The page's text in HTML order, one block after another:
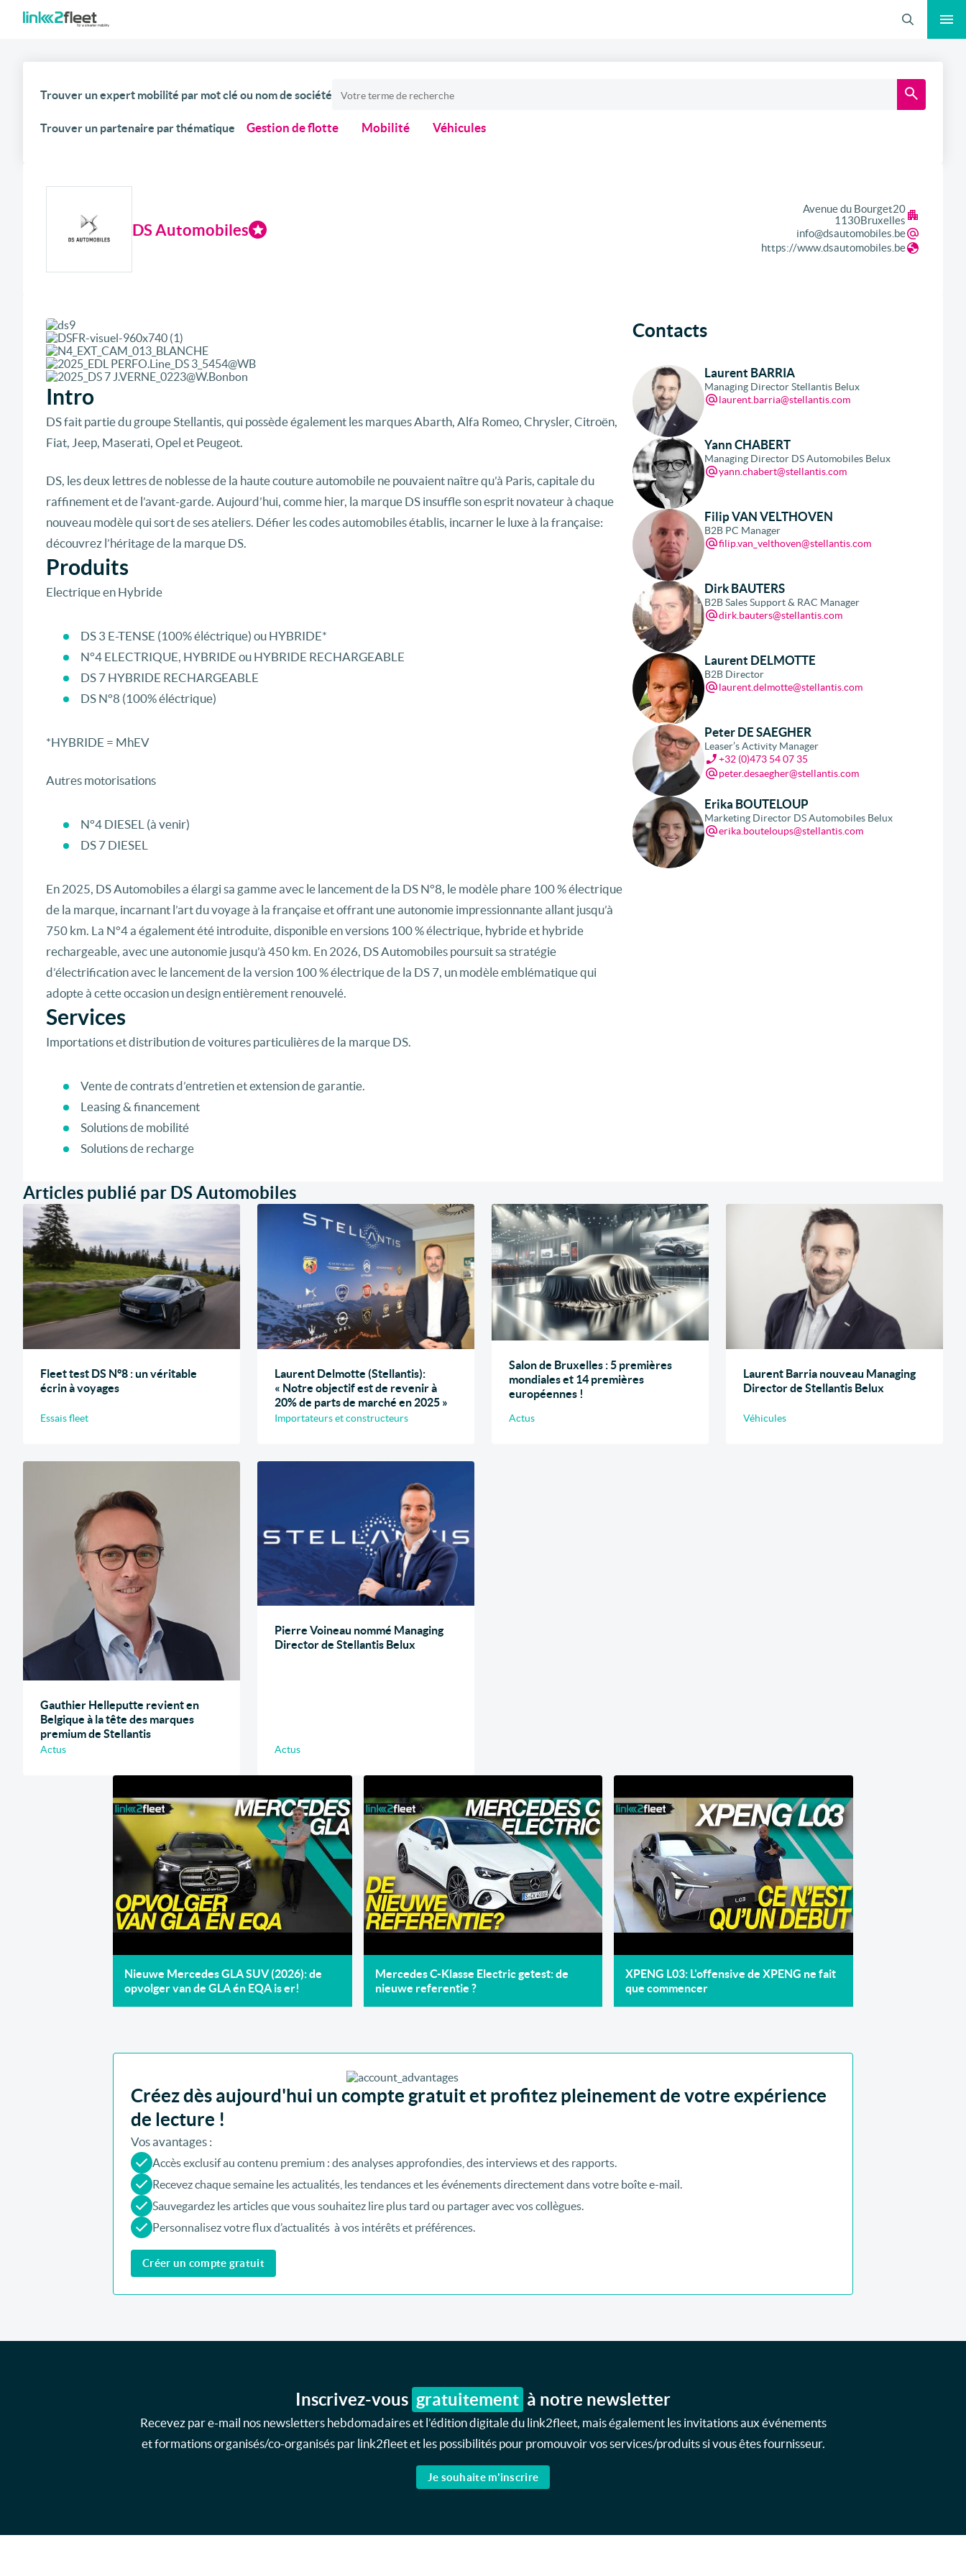
Trouver un expert mobilité par mot clé ou nom de société
Trouver un partenaire par thématique Gestion de flotte Mobilité Véhicules
DS Automobiles
Avenue du Bourget20
1130Bruxelles
info@dsautomobiles.be
https://www.dsautomobiles.be
Intro
DS fait partie du groupe Stellantis, qui possède également les marques Abarth, Alfa Romeo, Chrysler, Citroën,
Fiat, Jeep, Maserati, Opel et Peugeot.
DS, les deux lettres de noblesse de la haute couture automobile ne pouvaient naître qu’à Paris, capitale du
raffinement et de l’avant-garde. Aujourd’hui, comme hier, la marque DS insuffle son esprit novateur à chaque
nouveau modèle qui sort de ses ateliers. Défier les codes automobiles établis, incarner le luxe à la française:
découvrez l’héritage de la marque DS.
Produits
Electrique en Hybride
DS 3 E-TENSE (100% éléctrique) ou HYBRIDE*
N°4 ELECTRIQUE, HYBRIDE ou HYBRIDE RECHARGEABLE
DS 7 HYBRIDE RECHARGEABLE
DS N°8 (100% éléctrique)
*HYBRIDE = MhEV
Autres motorisations
N°4 DIESEL (à venir)
DS 7 DIESEL
En 2025, DS Automobiles a élargi sa gamme avec le lancement de la DS N°8, le modèle phare 100 % électrique
de la marque, incarnant l’art du voyage à la française et offrant une autonomie impressionnante allant jusqu’à
750 km. La N°4 a également été introduite, disponible en versions 100 % électrique, hybride et hybride
rechargeable, avec une autonomie jusqu’à 450 km. En 2026, DS Automobiles poursuit sa stratégie
d’électrification avec le lancement de la version 100 % électrique de la DS 7, un modèle emblématique qui
adopte à cette occasion un design entièrement renouvelé.
Services
Importations et distribution de voitures particulières de la marque DS.
Vente de contrats d’entretien et extension de garantie.
Leasing & financement
Solutions de mobilité
Solutions de recharge
Contacts
Laurent BARRIA
Managing Director Stellantis Belux
laurent.barria@stellantis.com
Yann CHABERT
Managing Director DS Automobiles Belux
yann.chabert@stellantis.com
Filip VAN VELTHOVEN
B2B PC Manager
filip.van_velthoven@stellantis.com
Dirk BAUTERS
B2B Sales Support & RAC Manager
dirk.bauters@stellantis.com
Laurent DELMOTTE
B2B Director
laurent.delmotte@stellantis.com
Peter DE SAEGHER
Leaser’s Activity Manager
+32 (0)473 54 07 35
peter.desaegher@stellantis.com
Erika BOUTELOUP
Marketing Director DS Automobiles Belux
erika.bouteloups@stellantis.com
Articles publié par DS Automobiles
Fleet test DS N°8 : un véritable
écrin à voyages
Essais fleet
Laurent Delmotte (Stellantis):
« Notre objectif est de revenir à
20% de parts de marché en 2025 »
Importateurs et constructeurs
Salon de Bruxelles : 5 premières
mondiales et 14 premières
européennes !
Actus
Laurent Barria nouveau Managing
Director de Stellantis Belux
Véhicules
Gauthier Helleputte revient en
Belgique à la tête des marques
premium de Stellantis
Actus
Pierre Voineau nommé Managing
Director de Stellantis Belux
Actus
Nieuwe Mercedes GLA SUV (2026): de
opvolger van de GLA én EQA is er!
Mercedes C-Klasse Electric getest: de
nieuwe referentie ?
XPENG L03: L'offensive de XPENG ne fait
que commencer
Créez dès aujourd'hui un compte gratuit et profitez pleinement de votre expérience
de lecture !
Vos avantages :
Accès exclusif au contenu premium : des analyses approfondies, des interviews et des rapports.
Recevez chaque semaine les actualités, les tendances et les événements directement dans votre boîte e-mail.
Sauvegardez les articles que vous souhaitez lire plus tard ou partager avec vos collègues.
Personnalisez votre flux d’actualités à vos intérêts et préférences.
Créer un compte gratuit
Inscrivez-vous gratuitement à notre newsletter
Recevez par e-mail nos newsletters hebdomadaires et l’édition digitale du link2fleet, mais également les invitations aux événements
et formations organisés/co-organisés par link2fleet et les possibilités pour promouvoir vos services/produits si vous êtes fournisseur.
Je souhaite m'inscrire